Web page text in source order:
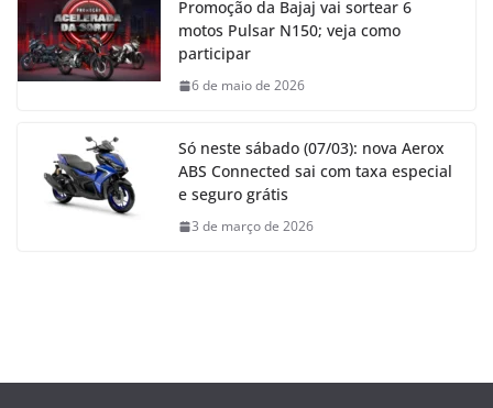
Promoção da Bajaj vai sortear 6
motos Pulsar N150; veja como
participar
6 de maio de 2026
Só neste sábado (07/03): nova Aerox
ABS Connected sai com taxa especial
e seguro grátis
3 de março de 2026